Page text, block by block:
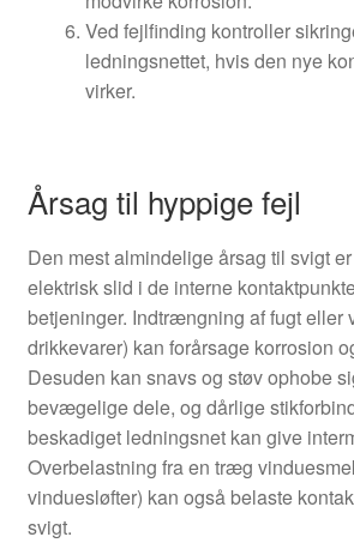
Ved fejlfinding kontroller
ledningsnettet, hvis den nye
virker.
Årsag til hyppige fejl
Den mest almindelige årsag til svigt
elektrisk slid i de interne
betjeninger. Indtrængning af fugt eller
drikkevarer) kan forårsage korrosion
Desuden kan snavs og støv ophobe
bevægelige dele, og dårlige
beskadiget ledningsnet kan give
Overbelastning fra en træg
vinduesløfter) kan også belaste
svigt.